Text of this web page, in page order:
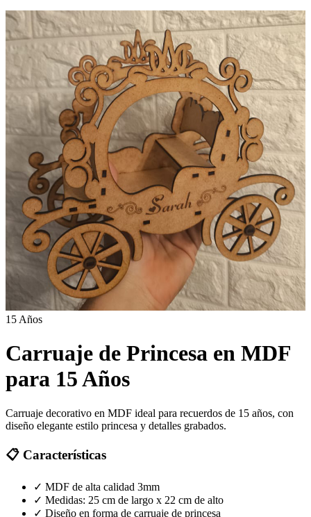
15 Años
Carruaje de Princesa en MDF
para 15 Años
Carruaje decorativo en MDF ideal para recuerdos de 15 años, con
diseño elegante estilo princesa y detalles grabados.
📋 Características
✓ MDF de alta calidad 3mm
✓ Medidas: 25 cm de largo x 22 cm de alto
✓ Diseño en forma de carruaje de princesa